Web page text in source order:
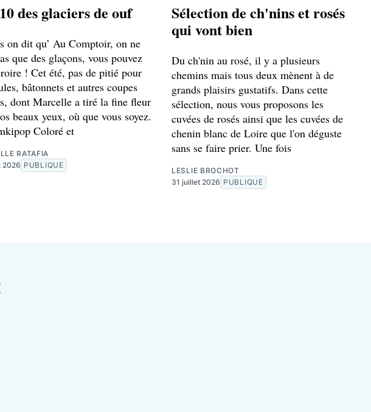
des glaciers de ouf
on dit qu’ Au Comptoir, on ne
que des glaçons, vous pouvez
! Cet été, pas de pitié pour
bâtonnets et autres coupes
dont Marcelle a tiré la fine fleur
beaux yeux, où que vous soyez.
Coloré et
RATAFIA
2026 PUBLIQUE
Sélection de ch'nins et rosés
qui vont bien
Du ch'nin au rosé, il y a plusieurs
chemins mais tous deux mènent à de
grands plaisirs gustatifs. Dans cette
sélection, nous vous proposons les
cuvées de rosés ainsi que les cuvées de
chenin blanc de Loire que l'on déguste
sans se faire prier. Une fois
LESLIE BROCHOT
31 juillet 2026 PUBLIQUE